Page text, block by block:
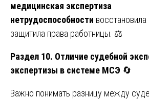
медицинская экспертиза
нетрудоспособности
защитила права работницы. ⚖️
Раздел 10. Отличие судебной
экспертизы в системе МСЭ 🔄
Важно понимать разницу между